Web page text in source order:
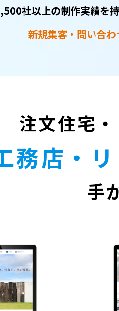
社以上の制作実績を持
新規集客・問い合
注文住宅
務店・
手